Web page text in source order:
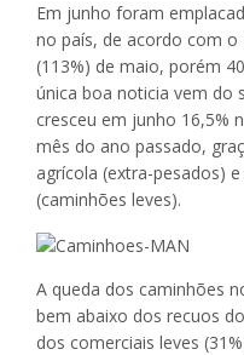
Em junho foram
no país, de acordo com
(113%) de maio, porém
única boa noticia vem do
cresceu em junho 16,5%
mês do ano passado,
agrícola (extra-pesados)
(caminhões leves).
A queda dos caminhões
bem abaixo dos recuos
dos comerciais leves